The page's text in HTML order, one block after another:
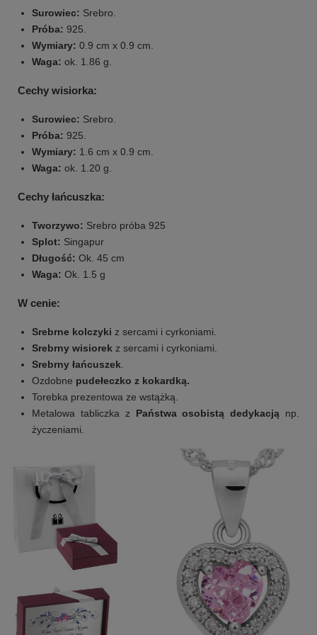
Surowiec: Srebro.
Próba: 925.
Wymiary: 0.9 cm x 0.9 cm.
Waga: ok. 1.86 g.
Cechy wisiorka:
Surowiec: Srebro.
Próba: 925.
Wymiary: 1.6 cm x 0.9 cm.
Waga: ok. 1.20 g.
Cechy łańcuszka:
Tworzywo: Srebro próba 925
Splot: Singapur
Długość: Ok. 45 cm
Waga: Ok. 1.5 g
W cenie:
Srebrne kolczyki z sercami i cyrkoniami.
Srebrny wisiorek z sercami i cyrkoniami.
Srebrny łańcuszek.
Ozdobne pudełeczko z kokardką.
Torebka prezentowa ze wstążką.
Metalowa tabliczka z Państwa osobistą dedykacją np.
życzeniami.